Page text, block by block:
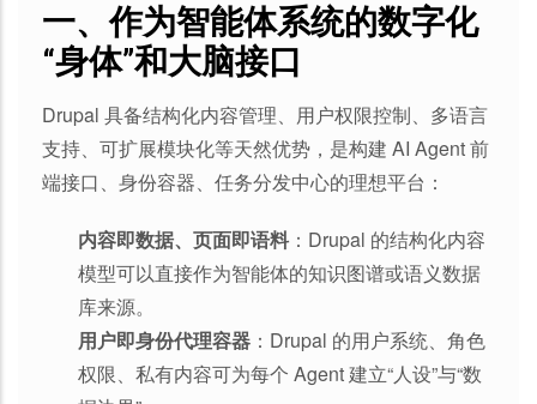
一、作为智能体系统的数字化
“身体”和大脑接口
Drupal 具备结构化内容管理、用户权限控制、多语言
支持、可扩展模块化等天然优势，是构建 AI Agent 前
端接口、身份容器、任务分发中心的理想平台：
内容即数据、页面即语料：Drupal 的结构化内容
模型可以直接作为智能体的知识图谱或语义数据
库来源。
用户即身份代理容器 ：Drupal 的用户系统、角色
权限、私有内容可为每个 Agent 建立“人设”与“数